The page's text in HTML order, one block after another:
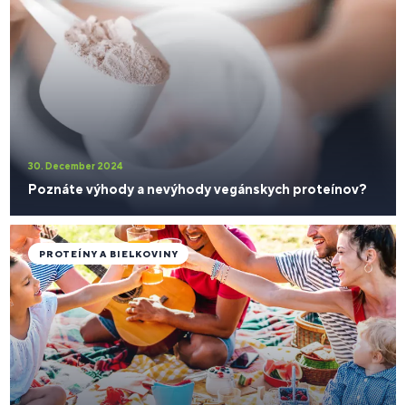
30. December 2024
Poznáte výhody a nevýhody vegánskych proteínov?
PROTEÍNY A BIELKOVINY